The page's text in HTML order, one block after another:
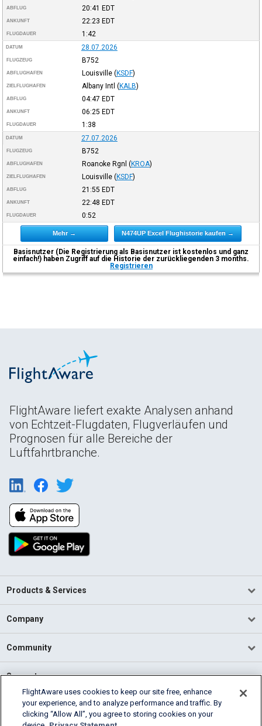
ABFLUG 20:41 EDT
ANKUNFT 22:23 EDT
FLUGDAUER 1:42
DATUM 28.07.2026
FLUGZEUG B752
ABFLUGHAFEN Louisville (KSDF)
ZIELFLUGHAFEN Albany Intl (KALB)
ABFLUG 04:47 EDT
ANKUNFT 06:25 EDT
FLUGDAUER 1:38
DATUM 27.07.2026
FLUGZEUG B752
ABFLUGHAFEN Roanoke Rgnl (KROA)
ZIELFLUGHAFEN Louisville (KSDF)
ABFLUG 21:55 EDT
ANKUNFT 22:48 EDT
FLUGDAUER 0:52
Mehr → N474UP Excel Flughistorie kaufen →
Basisnutzer (Die Registrierung als Basisnutzer ist kostenlos und ganz
einfach!) haben Zugriff auf die Historie der zurückliegenden 3 months.
Registrieren
FlightAware liefert exakte Analysen anhand
von Echtzeit-Flugdaten, Flugverläufen und
Prognosen für alle Bereiche der
Luftfahrtbranche.
Products & Services
Company
Community
Support
English (USA)
2026 FlightAware
FlightAware uses cookies to keep our site free, enhance
your experience, and to analyze performance and traffic. By
clicking “Allow All”, you agree to storing cookies on your